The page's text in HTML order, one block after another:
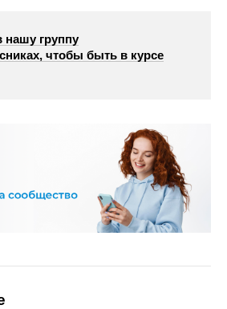
нашу группу
чтобы быть в курсе